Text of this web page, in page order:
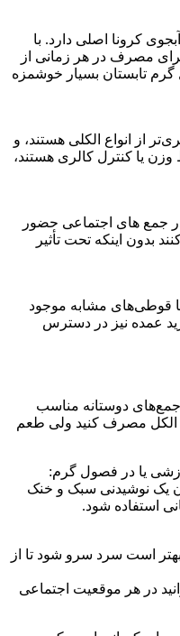
کرونا اصلی دارد. با
مصرف در هر زمانی از
تابستان بسیار خوشمزه
از انواع الکلی هستند، و
وزن یا کنترل کالری هستند،
جمع‌ های اجتماعی حضور
بدون اینکه تحت تأثیر
میلی‌لیتری یا قوطی‌های مشابه موجود
عمده نیز در دسترس
جمع‌های دوستانه مناسب
الکل مصرف کنید ولی طعم
یا در فصول گرم:
یک نوشیدنی سبک و خنک
استفاده شود.
است سرد سرو شود تا از
در هر موقعیت اجتماعی